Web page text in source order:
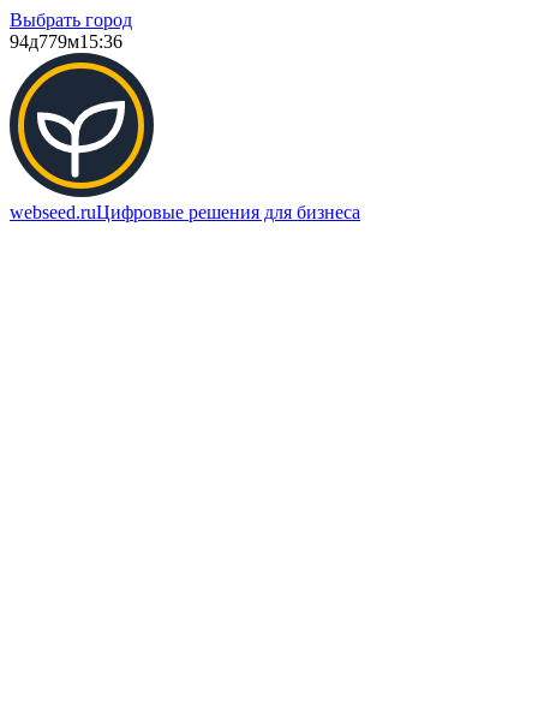
Выбрать город
94д779м15:36
webseed.ruЦифровые решения для бизнеса